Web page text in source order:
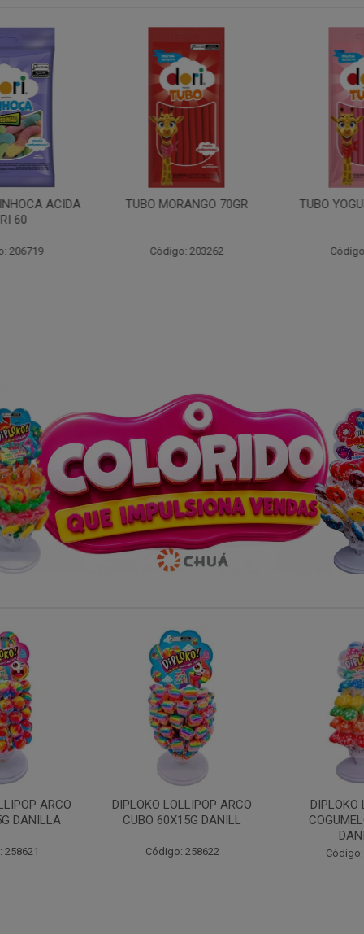
ACIDA
60
206719
TUBO MORANGO 70GR
Código: 203262
TUBO
ARCO
DANILL
258622
DIPLOKO LOLLIPOP
COGUMELO 60X15G
Código: 258366
DIPLOKO
60X15G